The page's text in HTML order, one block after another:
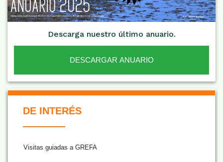
Descarga nuestro último anuario.
DESCARGAR ANUARIO
DE INTERÉS
Visitas guiadas a GREFA